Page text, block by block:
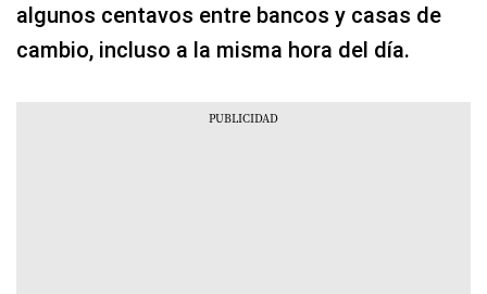
algunos centavos entre bancos y casas de
cambio, incluso a la misma hora del día.